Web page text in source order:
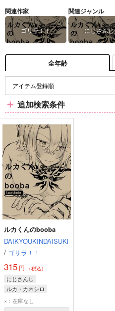
関連作家
ゴリラ！！
関連ジャンル
にじさんじ
全年齢
追加検索条件
ルカくんのbooba
DAIKYOUKINDAISUKi
/ ゴリラ！！
315 円 （税込）
にじさんじ
ルカ・カネシロ
×：在庫なし